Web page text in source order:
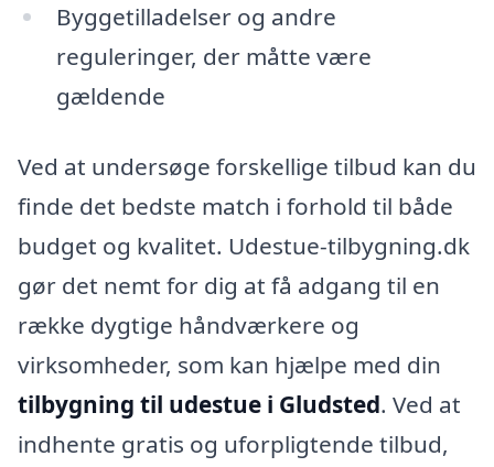
Byggetilladelser og andre
reguleringer, der måtte være
gældende
Ved at undersøge forskellige tilbud kan du
finde det bedste match i forhold til både
budget og kvalitet. Udestue-tilbygning.dk
gør det nemt for dig at få adgang til en
række dygtige håndværkere og
virksomheder, som kan hjælpe med din
tilbygning til udestue i Gludsted. Ved at
indhente gratis og uforpligtende tilbud,